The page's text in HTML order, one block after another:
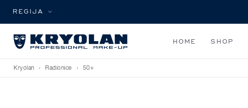
REGIJA
HOME SHOP
Kryolan › Radionice › 50+